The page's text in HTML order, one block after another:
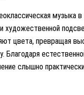
музыка в
художественной
цвета, превращая
Благодаря
слышно